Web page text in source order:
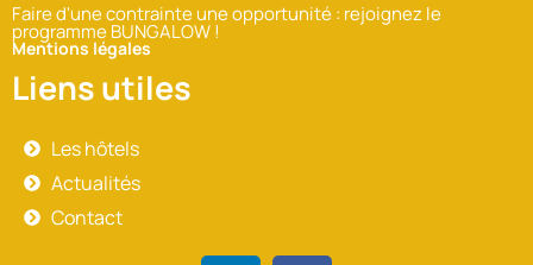
Faire d'une contrainte une opportunité : rejoignez le
programme BUNGALOW !
Mentions légales
Liens utiles
Les hôtels
Actualités
Contact